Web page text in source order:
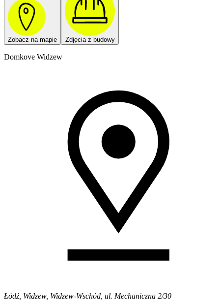
Zobacz na mapie Zdjęcia z budowy
Domkove Widzew
Łódź, Widzew, Widzew-Wschód, ul. Mechaniczna 2/30